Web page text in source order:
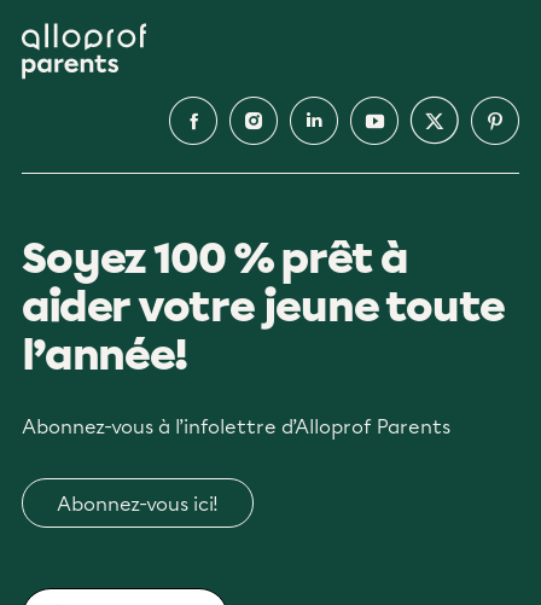
Soyez 100 % prêt à
aider votre jeune toute
l’année!
Abonnez-vous à l’infolettre d’Alloprof Parents
Abonnez-vous ici!